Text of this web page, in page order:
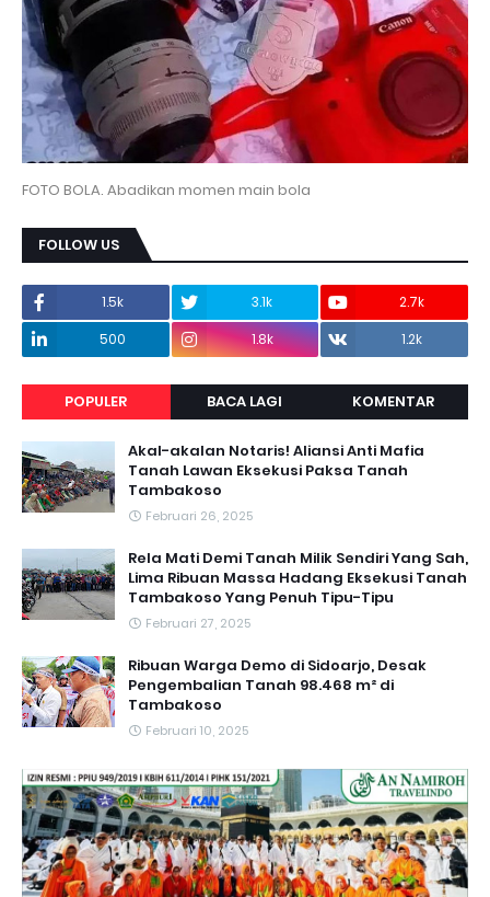
FOTO BOLA. Abadikan momen main bola
FOLLOW US
1.5k 3.1k
2.7k
500
1.8k 1.2k
POPULER BACA LAGI KOMENTAR
Akal-akalan Notaris! Aliansi Anti Mafia
Tanah Lawan Eksekusi Paksa Tanah
Tambakoso
Februari 26, 2025
Rela Mati Demi Tanah Milik Sendiri Yang Sah,
Lima Ribuan Massa Hadang Eksekusi Tanah
Tambakoso Yang Penuh Tipu-Tipu
Februari 27, 2025
Ribuan Warga Demo di Sidoarjo, Desak
Pengembalian Tanah 98.468 m² di
Tambakoso
Februari 10, 2025